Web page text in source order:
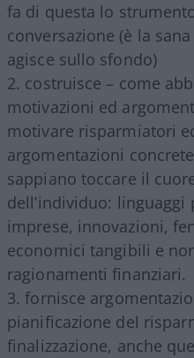
fa di questa lo
conversazione (è la
agisce sullo sfondo)
costruisce – come
motivazioni ed
motivare risparmiatori
argomentazioni
sappiano toccare il
dell’individuo:
imprese, innovazioni,
economici tangibili e
ragionamenti finanziari.
fornisce
pianificazione del
finalizzazione, anche